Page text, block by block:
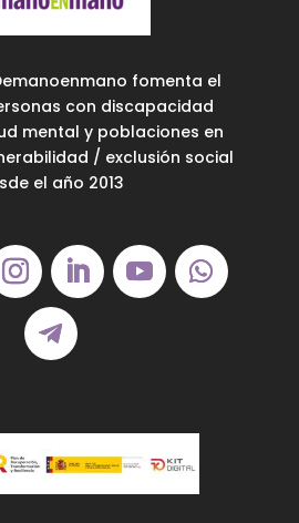
fomenta el
con discapacidad
mental y poblaciones en
/ exclusión social
el año 2013